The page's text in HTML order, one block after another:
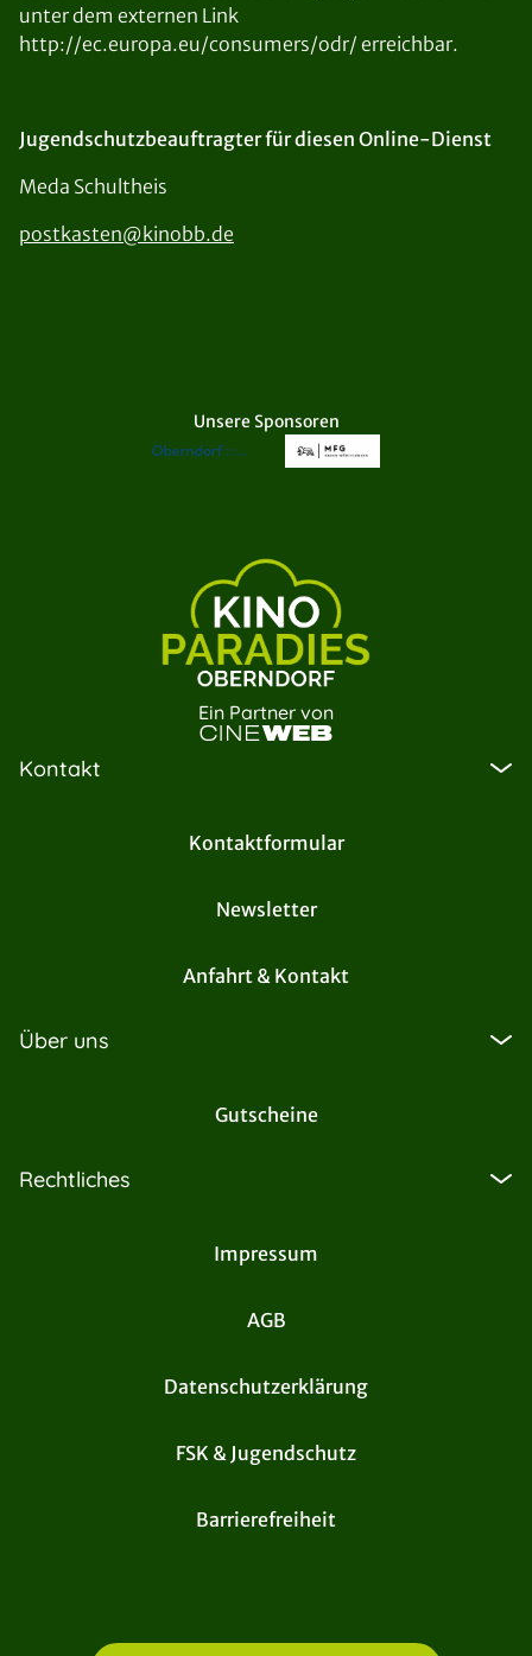
unter dem externen Link
http://ec.europa.eu/consumers/odr/ erreichbar.
Jugendschutzbeauftragter für diesen Online-Dienst
Meda Schultheis
postkasten@kinobb.de
Unsere Sponsoren
Ein Partner von
Kontakt
Kontaktformular
Newsletter
Anfahrt & Kontakt
Über uns
Gutscheine
Rechtliches
Impressum
AGB
Datenschutzerklärung
FSK & Jugendschutz
Barrierefreiheit